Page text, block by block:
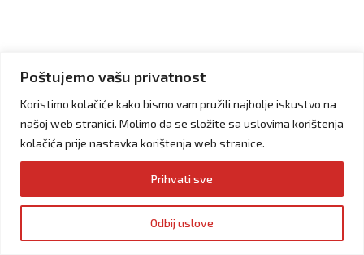
Poštujemo vašu privatnost
Koristimo kolačiće kako bismo vam pružili najbolje iskustvo na
našoj web stranici. Molimo da se složite sa uslovima korištenja
kolačića prije nastavka korištenja web stranice.
Odbij uslove
Prihvati sve